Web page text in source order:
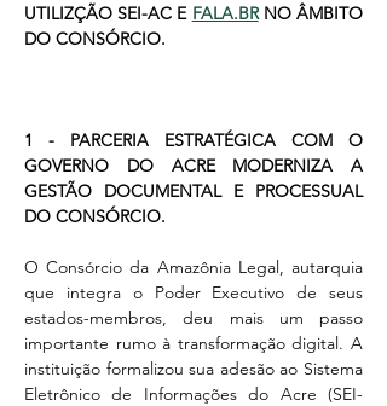
UTILIZÇÃO SEI-AC E FALA.BR NO ÂMBITO
DO CONSÓRCIO.
1 - PARCERIA ESTRATÉGICA COM O
GOVERNO DO ACRE MODERNIZA A
GESTÃO DOCUMENTAL E PROCESSUAL
DO CONSÓRCIO.
O Consórcio da Amazônia Legal, autarquia
que integra o Poder Executivo de seus
estados-membros, deu mais um passo
importante rumo à transformação digital. A
instituição formalizou sua adesão ao Sistema
Eletrônico de Informações do Acre (SEI-